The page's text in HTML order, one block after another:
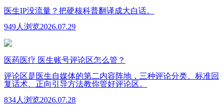
医生IP没流量？把硬核科普翻译成大白话。
949人浏览2026.07.29
医药医疗 医生账号评论区怎么管？
评论区是医生自媒体的第二内容阵地，三种评论分类、标准回
复话术、正向引导方法教你管好评论区。
834人浏览2026.07.28